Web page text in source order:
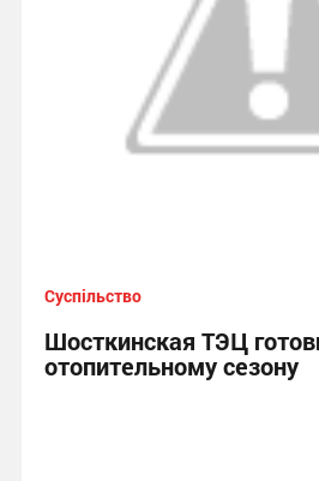
Суспільство
Шосткинская ТЭЦ
отопительному сезону